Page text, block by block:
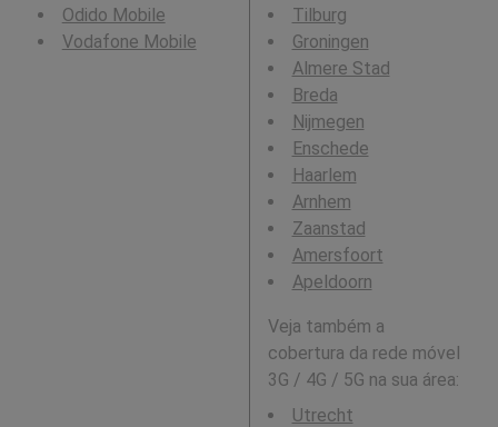
Odido Mobile
Vodafone Mobile
Tilburg
Groningen
Almere Stad
Breda
Nijmegen
Enschede
Haarlem
Arnhem
Zaanstad
Amersfoort
Apeldoorn
Veja também a
cobertura da rede móvel
3G / 4G / 5G na sua área:
Utrecht